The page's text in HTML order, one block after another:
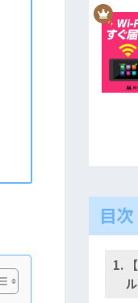
目次